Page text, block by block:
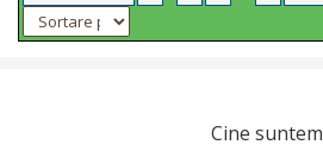
Cine suntem